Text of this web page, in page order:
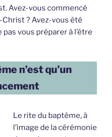
Avez-vous commencé
? Avez-vous été
vous préparer à l’être
n’est qu’un
Le rite du baptême, à
l’image de la cérémonie